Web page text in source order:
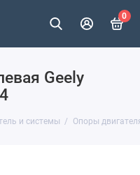
0
Geely
и системы Опоры